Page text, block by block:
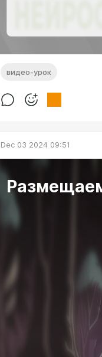
видео-урок
Dec 03 2024 09:51